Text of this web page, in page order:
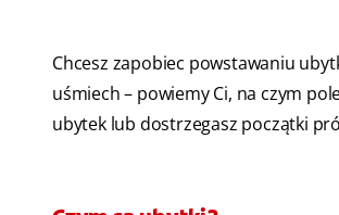
Chcesz zapobiec powstawaniu
uśmiech – powiemy Ci, na czym
ubytek lub dostrzegasz początki